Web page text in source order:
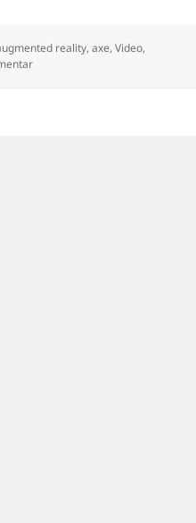
reality,axe,Video,
zu AXE Werbung